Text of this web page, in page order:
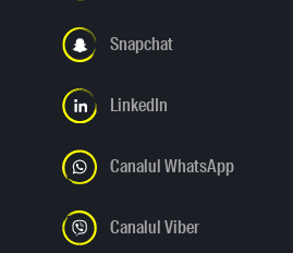
Snapchat
LinkedIn
Canalul WhatsApp
Canalul Viber